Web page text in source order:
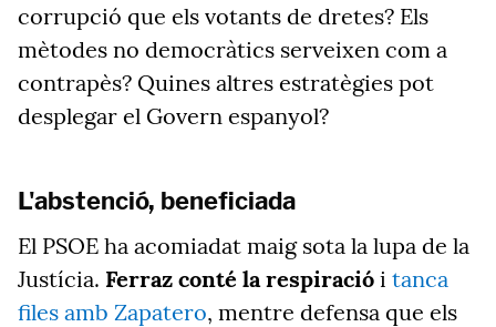
corrupció que els votants de dretes? Els
mètodes no democràtics serveixen com a
contrapès? Quines altres estratègies pot
desplegar el Govern espanyol?
L'abstenció, beneficiada
El PSOE ha acomiadat maig sota la lupa de la
Justícia. Ferraz conté la respiració i tanca
files amb Zapatero, mentre defensa que els